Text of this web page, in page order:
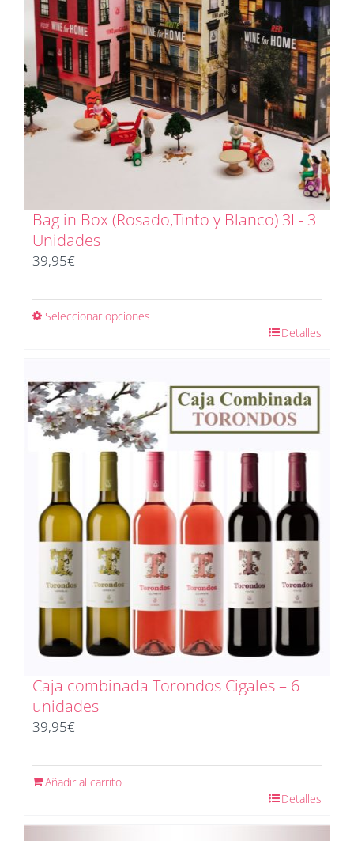
Bag in Box (Rosado,Tinto y Blanco) 3L- 3
Unidades
39,95€
Seleccionar opciones
Detalles
Caja combinada Torondos Cigales – 6
unidades
39,95€
Añadir al carrito
Detalles